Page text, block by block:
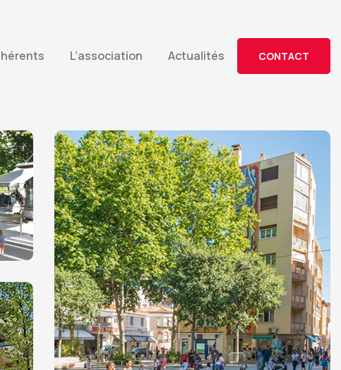
L’association Actualités CONTACT